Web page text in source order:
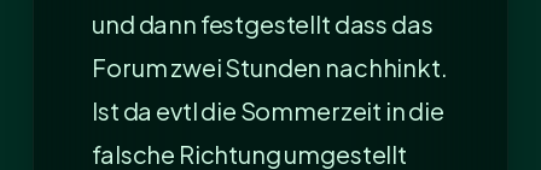
und dann festgestellt dass das
Forum zwei Stunden nachhinkt.
Ist da evtl die Sommerzeit in die
falsche Richtung umgestellt